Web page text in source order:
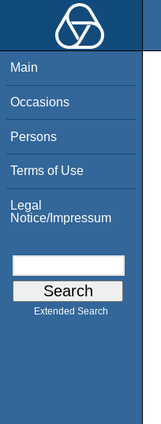
Main
Occasions
Persons
Terms of Use
Legal
Notice/Impressum
Extended Search